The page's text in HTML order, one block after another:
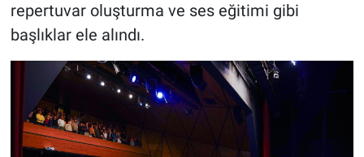
repertuvar oluşturma ve ses eğitimi gibi
başlıklar ele alındı.